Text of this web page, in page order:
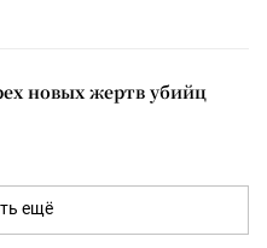
новых жертв убийц
ещё